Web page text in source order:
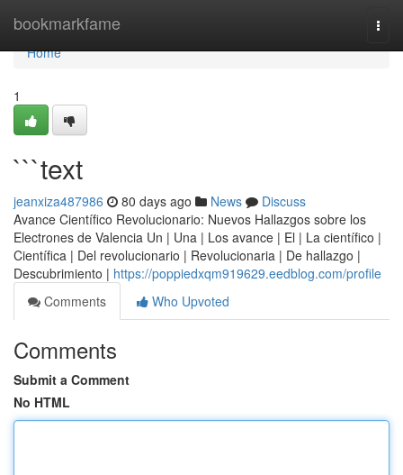
bookmarkfame
Home
Home
1
```text
jeanxiza487986 80 days ago News
Discuss
Avance Científico Revolucionario: Nuevos Hallazgos sobre los
Electrones de Valencia Un | Una | Los avance | El | La científico |
Científica | Del revolucionario | Revolucionaria | De hallazgo |
Descubrimiento | https://poppiedxqm919629.eedblog.com/profile
Comments
Who Upvoted
Comments
Submit a Comment
No HTML